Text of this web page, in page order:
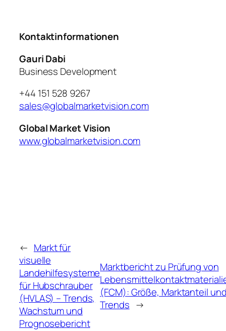
Kontaktinformationen
Gauri Dabi
Business Development
+44 151 528 9267
sales@globalmarketvision.com
Global Market Vision
www.globalmarketvision.com
← Markt für
visuelle
Landehilfesysteme
für Hubschrauber
(HVLAS) – Trends,
Wachstum und
Prognosebericht
Marktbericht zu Prüfung von
(FCM): Größe, Marktanteil
Trends →